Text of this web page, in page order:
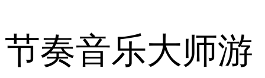
节奏音乐大师游